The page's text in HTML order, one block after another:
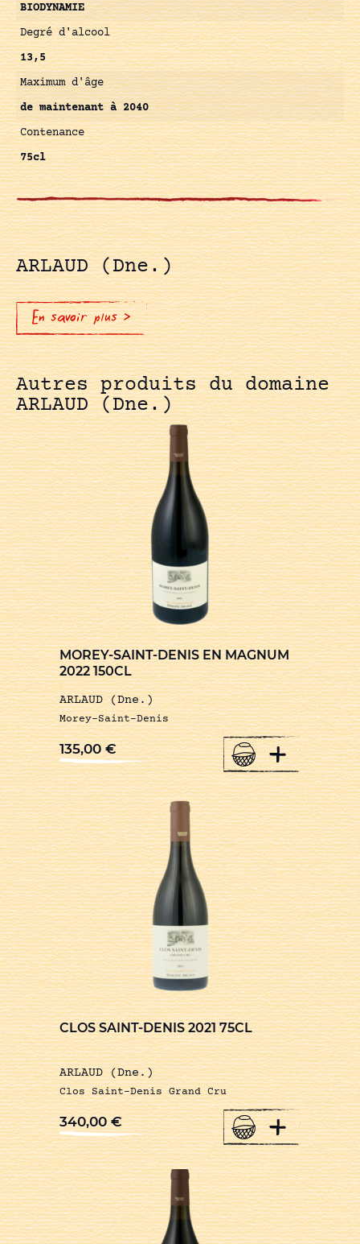
BIODYNAMIE
Degré d'alcool
13,5
Maximum d'âge
de maintenant à 2040
Contenance
75cl
ARLAUD (Dne.)
En savoir plus >
Autres produits du domaine
ARLAUD (Dne.)
MOREY-SAINT-DENIS EN MAGNUM
2022 150CL
ARLAUD (Dne.)
Morey-Saint-Denis
135,00€ +
CLOS SAINT-DENIS 2021 75CL
ARLAUD (Dne.)
Clos Saint-Denis Grand Cru
340,00€ +